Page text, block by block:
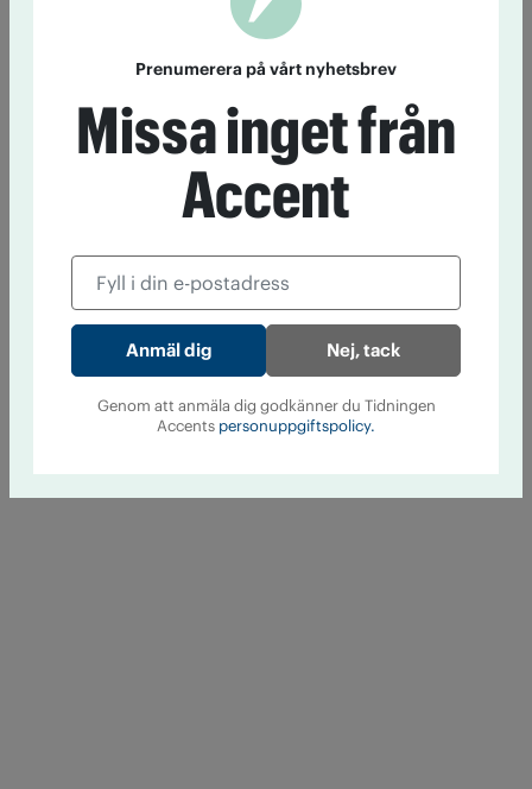
Prenumerera på vårt nyhetsbrev
Missa inget från
Accent
Nej, tack
Genom att anmäla dig godkänner du Tidningen
Accents personuppgiftspolicy.